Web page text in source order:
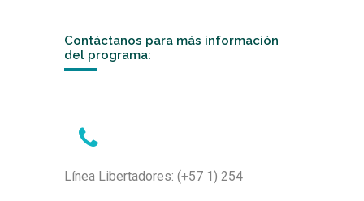
Contáctanos para más información
del programa:
Línea Libertadores: (+57 1) 254